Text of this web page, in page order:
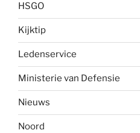
HSGO
Kijktip
Ledenservice
Ministerie van Defensie
Nieuws
Noord